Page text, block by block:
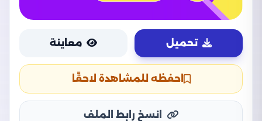
تحميل معاينة
احفظه للمشاهدة لاحقًا
انسخ رابط الملف